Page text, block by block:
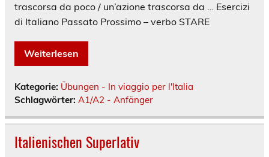
trascorsa da poco / un’azione trascorsa da … Esercizi
di Italiano Passato Prossimo – verbo STARE
Weiterlesen
Kategorie: Übungen - In viaggio per l'Italia
Schlagwörter: A1/A2 - Anfänger
Italienischen Superlativ